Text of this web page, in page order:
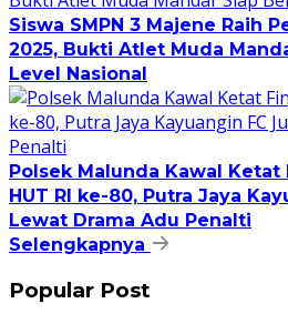
Siswa SMPN 3 Majene Raih
2025, Bukti Atlet Muda
Level Nasional
Polsek Malunda Kawal Ketat
HUT RI ke-80, Putra Jaya
Lewat Drama Adu Penalti
Selengkapnya
Popular Post